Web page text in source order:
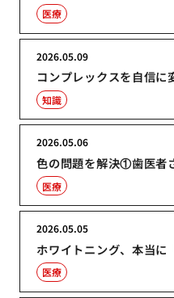
医療
コンプレックスを自信に
2026.05.09
知識
色の問題を解決①歯医者
2026.05.06
医療
ホワイトニング、本当に
2026.05.05
医療